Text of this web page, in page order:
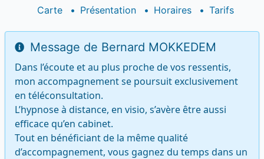
Carte • Présentation • Horaires • Tarifs
Message de Bernard MOKKEDEM
Dans l’écoute et au plus proche de vos ressentis,
mon accompagnement se poursuit exclusivement
en téléconsultation.
L’hypnose à distance, en visio, s’avère être aussi
efficace qu’en cabinet.
Tout en bénéficiant de la même qualité
d’accompagnement, vous gagnez du temps dans un